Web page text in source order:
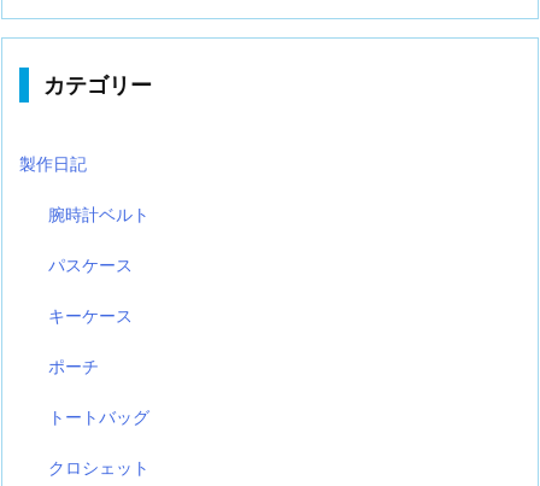
カテゴリー
製作日記
腕時計ベルト
パスケース
キーケース
ポーチ
トートバッグ
クロシェット